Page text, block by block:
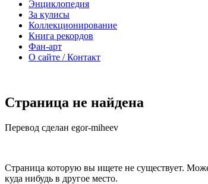
Энциклопедия
За кулисы
Коллекционирование
Книга рекордов
Фан-арт
О сайте / Контакт
Страница не найдена
Перевод сделан egor-miheev
Страница которую вы ищете не существует.
куда нибудь в другое место.